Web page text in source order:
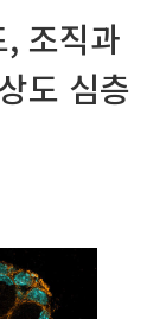
조직과
도 심층